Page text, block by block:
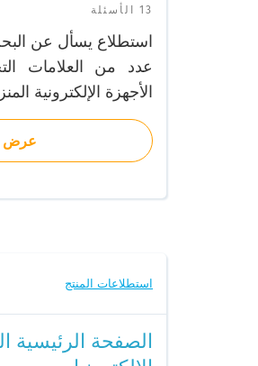
13 الأسئلة
استطلاع يسأل عن
عدد من العلامات
الأجهزة الإلكترونية
عرض
استطلاعات المنتج
الصفحة الرئيسية